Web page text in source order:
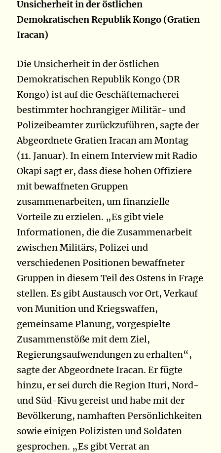
Unsicherheit in der östlichen
Demokratischen Republik Kongo (Gratien
Iracan)
Die Unsicherheit in der östlichen
Demokratischen Republik Kongo (DR
Kongo) ist auf die Geschäftemacherei
bestimmter hochrangiger Militär- und
Polizeibeamter zurückzuführen, sagte der
Abgeordnete Gratien Iracan am Montag
(11. Januar). In einem Interview mit Radio
Okapi sagt er, dass diese hohen Offiziere
mit bewaffneten Gruppen
zusammenarbeiten, um finanzielle
Vorteile zu erzielen. „Es gibt viele
Informationen, die die Zusammenarbeit
zwischen Militärs, Polizei und
verschiedenen Positionen bewaffneter
Gruppen in diesem Teil des Ostens in Frage
stellen. Es gibt Austausch vor Ort, Verkauf
von Munition und Kriegswaffen,
gemeinsame Planung, vorgespielte
Zusammenstöße mit dem Ziel,
Regierungsaufwendungen zu erhalten“,
sagte der Abgeordnete Iracan. Er fügte
hinzu, er sei durch die Region Ituri, Nord-
und Süd-Kivu gereist und habe mit der
Bevölkerung, namhaften Persönlichkeiten
sowie einigen Polizisten und Soldaten
gesprochen. „Es gibt Verrat an